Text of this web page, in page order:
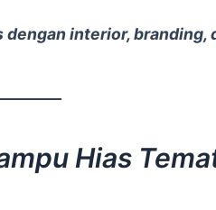
dengan interior, branding,
Hias